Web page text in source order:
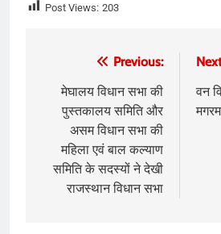
Post Views: 203
navigation
Previous:
मेघालय विधान सभा की
पुस्‍तकालय समिति और
असम विधान सभा की
महिला एवं बाल कल्‍याण
समिति के सदस्‍यों ने देखी
राजस्‍थान विधान सभा
वन